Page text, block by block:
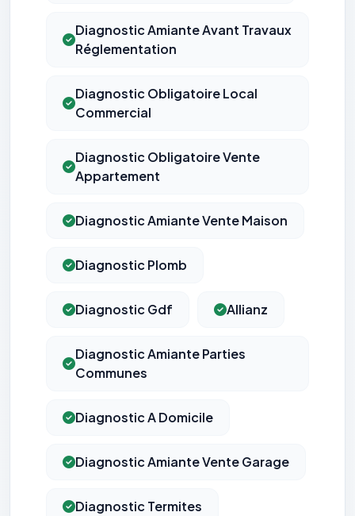
Diagnostic Amiante Avant Travaux
Réglementation
Diagnostic Obligatoire Local
Commercial
Diagnostic Obligatoire Vente
Appartement
Diagnostic Amiante Vente Maison
Diagnostic Plomb
Diagnostic Gdf Allianz
Diagnostic Amiante Parties
Communes
Diagnostic A Domicile
Diagnostic Amiante Vente Garage
Diagnostic Termites